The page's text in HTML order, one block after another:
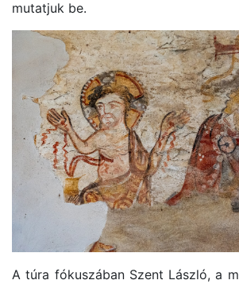
mutatjuk be.
A túra fókuszában Szent László, a